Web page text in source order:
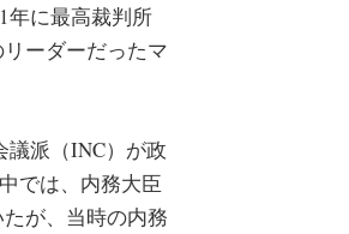
年に最高裁判所
ーダーだったマ
派（INC）が政
では、内務大臣
が、当時の内務